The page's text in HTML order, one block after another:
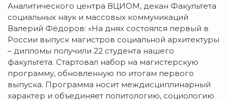
Аналитического центра ВЦИОМ, декан Факультета
социальных наук и массовых коммуникаций
Валерий Фёдоров: «На днях состоялся первый в
России выпуск магистров социальной архитектуры
– дипломы получили 22 студента нашего
факультета. Стартовал набор на магистерскую
программу, обновленную по итогам первого
выпуска. Программа носит междисциплинарный
характер и объединяет политологию, социологию